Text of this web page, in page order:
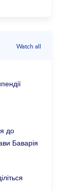
Watch all
до
Баварія